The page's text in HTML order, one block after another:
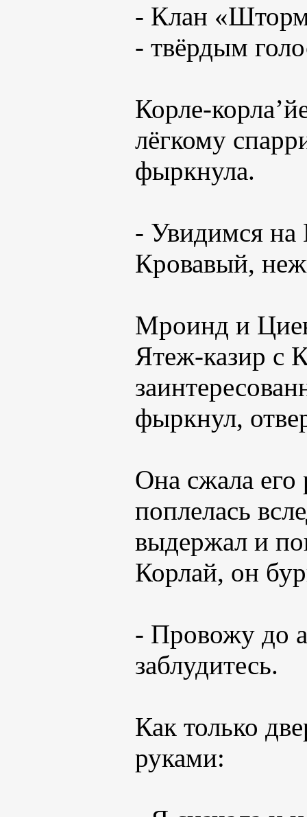
- Клан
- твёрдым
Корле-
лёгкому
фыркнула.
- Увидимся на
Кровавый,
Мроинд и
Ятеж-казир с
фыркнул,
Она сжала его
поплелась
выдержал и
Корлай, он
- Провожу до
заблудитесь.
Как только
руками: